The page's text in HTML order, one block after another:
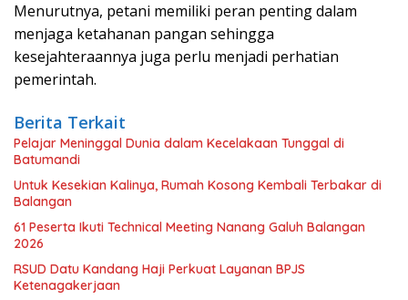
Menurutnya, petani memiliki peran penting dalam
menjaga ketahanan pangan sehingga
kesejahteraannya juga perlu menjadi perhatian
pemerintah.
Berita Terkait
Pelajar Meninggal Dunia dalam Kecelakaan Tunggal di
Batumandi
Untuk Kesekian Kalinya, Rumah Kosong Kembali Terbakar di
Balangan
61 Peserta Ikuti Technical Meeting Nanang Galuh Balangan
2026
RSUD Datu Kandang Haji Perkuat Layanan BPJS
Ketenagakerjaan